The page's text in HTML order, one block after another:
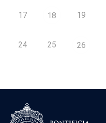
17 18 19
24 25 26